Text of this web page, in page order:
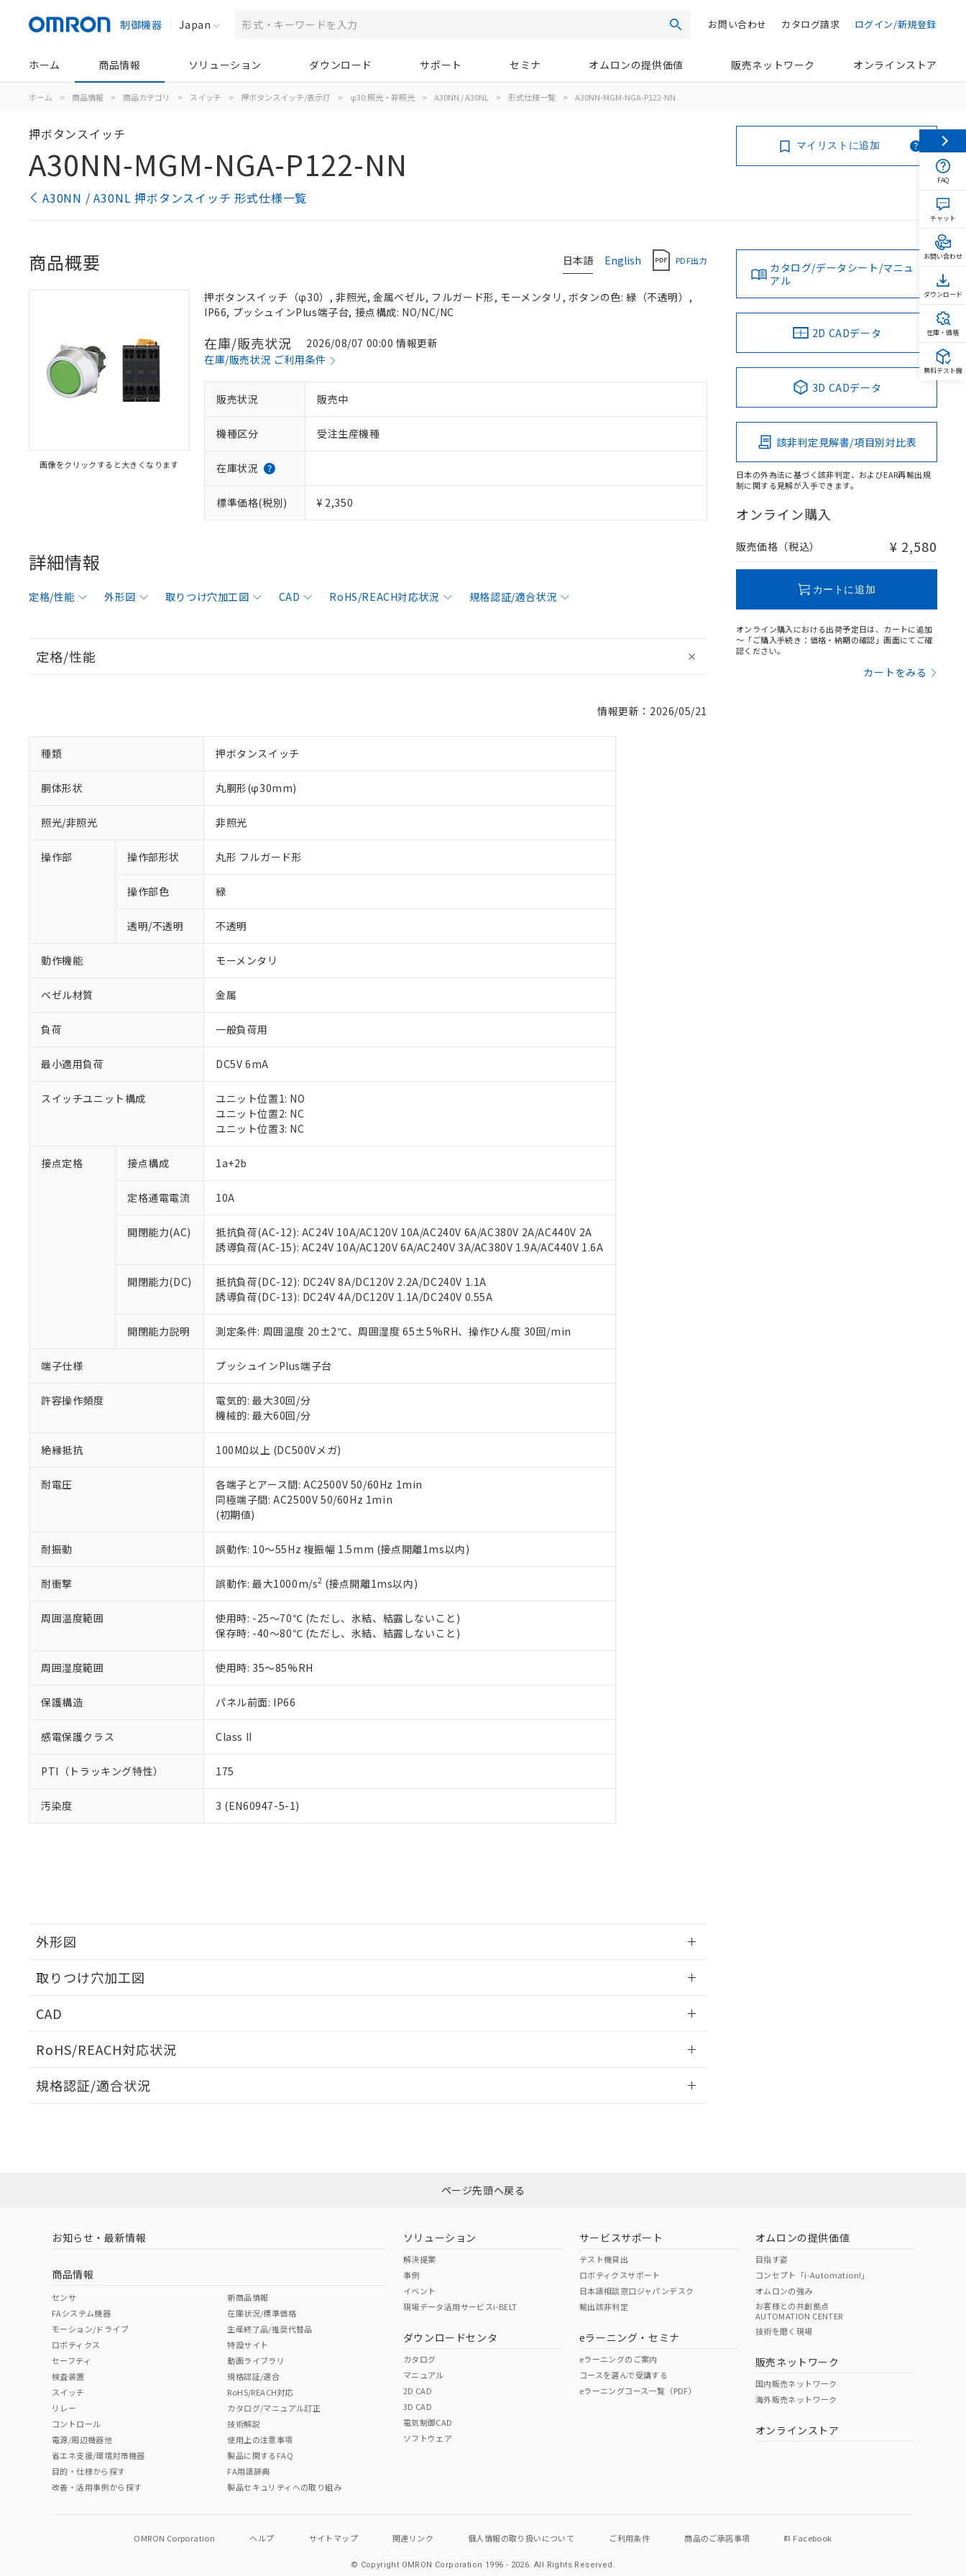
制御機器 Japan 検索 ログイン/新規登録
カタログ請求
お問い合わせ
ホーム 商品情報 ソリューション ダウンロード サポート セミナ オムロンの提供価値 販売ネットワーク オンラインストア
ホーム > 商品情報 > 商品カテゴリ > スイッチ > 押ボタンスイッチ/表示灯 > φ30:照光・非照光 > A30NN / A30NL > 形式仕様一覧 > A30NN-MGM-NGA-P122-NN
押ボタンスイッチ
A30NN-MGM-NGA-P122-NN
A30NN / A30NL 押ボタンスイッチ 形式仕様一覧
マイリストに追加
日本語 English PDF出力
商品概要
画像をクリックすると大きくなります
押ボタンスイッチ（φ30）, 非照光, 金属ベゼル, フルガード形, モーメンタリ, ボタンの色: 緑（不透明）,
IP66, プッシュインPlus端子台, 接点構成: NO/NC/NC
在庫/販売状況
2026/08/07 00:00 情報更新
在庫/販売状況 ご利用条件
販売状況 販売中
機種区分 受注生産機種
在庫状況
標準価格(税別) ¥ 2,350
詳細情報
定格/性能 外形図 取りつけ穴加工図 CAD RoHS/REACH対応状況 規格認証/適合状況
定格/性能
情報更新：2026/05/21
種類 押ボタンスイッチ
胴体形状 丸胴形(φ30mm)
照光/非照光 非照光
操作部 操作部形状 丸形 フルガード形
操作部色 緑
透明/不透明 不透明
動作機能 モーメンタリ
ベゼル材質 金属
負荷 一般負荷用
最小適用負荷 DC5V 6mA
スイッチユニット構成
ユニット位置1: NO
ユニット位置2: NC
ユニット位置3: NC
接点定格 接点構成 1a+2b
定格通電電流 10A
開閉能力(AC)
抵抗負荷(AC-12): AC24V 10A/AC120V 10A/AC240V 6A/AC380V 2A/AC440V 2A
誘導負荷(AC-15): AC24V 10A/AC120V 6A/AC240V 3A/AC380V 1.9A/AC440V 1.6A
開閉能力(DC)
抵抗負荷(DC-12): DC24V 8A/DC120V 2.2A/DC240V 1.1A
誘導負荷(DC-13): DC24V 4A/DC120V 1.1A/DC240V 0.55A
開閉能力説明 測定条件: 周囲温度 20±2℃、周囲湿度 65±5%RH、操作ひん度 30回/min
端子仕様 プッシュインPlus端子台
許容操作頻度
電気的: 最大30回/分
機械的: 最大60回/分
絶縁抵抗 100MΩ以上 (DC500Vメガ)
耐電圧
各端子とアース間: AC2500V 50/60Hz 1min
同極端子間: AC2500V 50/60Hz 1min
(初期値)
耐振動 誤動作: 10～55Hz 複振幅 1.5mm (接点開離1ms以内)
耐衝撃 誤動作: 最大1000m/s2 (接点開離1ms以内)
周囲温度範囲
使用時: -25～70℃ (ただし、氷結、結露しないこと)
保存時: -40～80℃ (ただし、氷結、結露しないこと)
周囲湿度範囲 使用時: 35～85%RH
保護構造 パネル前面: IP66
感電保護クラス Class II
PTI（トラッキング特性） 175
汚染度 3 (EN60947-5-1)
外形図
取りつけ穴加工図
CAD
RoHS/REACH対応状況
EU RoHS 注意事項・凡例
ダウンロードはこちら
中国 RoHS 注意事項・凡例
中国 RoHS表
Pb Hg Cr(VI)
O O
"対応済み"や非含有の記載がされた商品であっても、流通在庫等で未対応品が混在する可能性があります。
非含有品が必要な際は、弊社営業部門もしくは販売店へお問い合わせください。
規格認証/適合状況
カタログ/データシート/マニュ
アル
2D CADデータ
3D CADデータ
該非判定見解書/項目別対比表
日本の外為法に基づく該非判定、およびEAR再輸出規
制に関する見解が入手できます。
オンライン購入
販売価格（税込） ¥ 2,580
カートに追加
オンライン購入における出荷予定日は、カートに追加
～「ご購入手続き：価格・納期の確認」画面にてご確
認ください。
カートをみる
ご利用条件
以下の条件をお読みいただき、同意のうえご利用ください。
本サービスは、当社制御機器事業取扱商品の当社在庫状況および標準価格(税抜)を提供させていただ
くものです。
当社制御機器事業取扱商品の中には、本サービスの対象外となる商品もあることをご了承ください。
のであり、閲覧された時点での実際の在庫および標準価格とは異なる場合があることをご了承くださ
い。
正式な納期状況および標準価格はお客様のお取引先、またはお客様担当のオムロン制御機器販売店・
当社販売員にご相談ください。
オムロン制御機器販売店や当社販売拠点は「販売ネットワーク
」をご確認ください。
在庫状況および標準価格結果を当社の事前の承諾なく第三者に漏洩または開示しないようお願いしま
マイパーツ機能（部品リスト作成サービス）をご利用いただくには、I-Webメンバーズにご登録され
ている必要があります。
お客様が当ウェブサイト上で当社にご登録された部品リストについて、当社および当社の共同利用者
さい。
※当社の共同利用者とは、"個人情報の共同利用に関して"
の「1.共同利用者の範囲」に記載されて
いる法人を指します。
※1 対応状況
対応済み：EU RoHS指令（10物質）の非含有に対応した製品が提供可能な商品です。
対応予定：EU RoHS指令（10物質）の非含有に対応した製品に切り替える予定のある商品です。
対応予定なし：EU RoHS指令（10物質）の非含有に非対応の商品で、対応品を出す予定はありません。
非該当品：ライセンス料など無形物で、有害物質有無と関係のない商品です。
仕入先様の事情により、非含有部品としていたものが、含有品と判明した場合などやむを得ず変更すること
があります。
*EU RoHS指令（10物質）：
鉛(Pb) 1000ppm以下、 水銀(Hg) 1000ppm以下、 カドミウム(Cd) 100ppm以下、
六価クロム(Cr(Ⅵ)) 1000ppm以下、ポリ臭化ビフェニル類(PBB) 1000ppm以下、ポリ臭化ジフェニルエーテル類(PBDE) 1000ppm以下、
但し、RoHS指令で産業用監視および制御機器に対する適用除外項目は除く。
フタル酸エステル類の４物質については閾値を超える意図的な使用がないことを確認しています。
※2 対応予定月
部品在庫の切り替え状況などにより、予定月が前後することがあります。
※3 非含有証明書ダウンロード
下記の非含有証明書をダウンロードすることができます。
EU RoHS指令（10物質）の非含有証明書
51物質の非含有証明書（当社基準）
※本証明書は発行日時点で非含有を証明するもので、過去に遡って非含有を証明するものではありません。
また、RoHS指令のフタル酸エステル類４物質の対応では、対応完了までの期間は出荷製品に未対応品が
混在することから備考欄に対応日を記載しておりました。
り割愛しております。
※1 中国RoHS○×表
「－」：未確認です。当社販売部門へお問い合わせください。
*中国RoHS10物質の基準値 (GB/T26572)：
Pb(鉛) :1000ppm、 Hg(水銀) : 1000ppm、 Cd(カドミウム) : 100ppm、
Cr(Ⅵ)(六価クロム) : 1000ppm、 PBBs(ポリ臭化ビフェニル類) : 1000ppm、 PBDEs(ポリ臭化ジフェニルエーテル類) : 1000ppm、
DBP(フタル酸ジブチル) : 1000ppm、 DIBP(フタル酸ジイソブチル) : 1000ppm、 BBP(フタル酸ブチルベンジル) : 1000ppm、
DEHP(フタル酸ビス(2-エチルヘキシル)) : 1000ppm
※2 環境保護使用期限
「ｅ」：有害物質（10物質）のすべてが基準値以下であることを示します。
「10」：通常の使用状況下において有害物質が外部に漏えいし、環境に深刻な影響を及ぼさない年数を意
味します。
当社は、これら貴社製品のうち、外国為替および外国貿易法に定める商品（以下｢規制貨物等」とい
う）を輸出または国外への提供する場合は、日本国政府の輸出許可(または役務取引許可)を取得する
当社は規制貨物を破棄する場合は、完全に破砕するなど、違法に輸出されないよう必要な手段を講じ
ます。
当社は貴社製品を、核兵器、ミサイル、化学兵器、生物兵器またはその他武器並びにこれらの製造装
当社は、貴社製品を第三者に販売する場合は、上記1、2および3の内容を当該第三者に通知します。
また当社は、販売先および販売に係わる関係者が違法に輸出するおそれがある場合は、取り引きをい
たしません。
記
号
説明
○ 一定数以上の在庫あり
△ 一定数には満たないが在庫あり
－
在庫なし(最新の在庫状況については、お客様のお取引先、またはお客様担当のオムロン制御
機器販売店・当社販売員にご確認ください)
空
白
受注生産機種、また在庫状況の情報を公開していない機種
ページ先頭へ戻る
お知らせ・最新情報
商品情報
センサ
FAシステム機器
モーション/ドライブ
ロボティクス
セーフティ
検査装置
スイッチ
リレー
コントロール
電源/周辺機器他
省エネ支援/環境対策機器
目的・仕様から探す
改善・活用事例から探す
新商品情報
在庫状況/標準価格
生産終了品/推奨代替品
特設サイト
動画ライブラリ
規格認証/適合
RoHS/REACH対応
カタログ/マニュアル訂正
技術解説
使用上の注意事項
製品に関するFAQ
FA用語辞典
製品セキュリティへの取り組み
ソリューション
解決提案
事例
イベント
現場データ活用サービスi-BELT
ダウンロードセンタ
カタログ
マニュアル
2D CAD
3D CAD
電気制御CAD
ソフトウェア
サービスサポート
テスト機貸出
ロボティクスサポート
日本語相談窓口ジャパンデスク
輸出該非判定
eラーニング・セミナ
eラーニングのご案内
コースを選んで受講する
eラーニングコース一覧（PDF）
オムロンの提供価値
目指す姿
コンセプト「i-Automation!」
オムロンの強み
お客様との共創拠点
AUTOMATION CENTER
技術を磨く現場
販売ネットワーク
国内販売ネットワーク
海外販売ネットワーク
オンラインストア
OMRON Corporation ヘルプ サイトマップ 関連リンク 個人情報の取り扱いについて ご利用条件 商品のご承諾事項 Facebook
© Copyright OMRON Corporation 1996 - 2026.All Rights Reserved.
FAQ
チャット
お問い合わせ
ダウンロード
在庫・価格
無料テスト機